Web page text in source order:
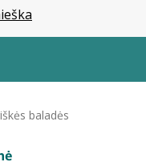
baladės